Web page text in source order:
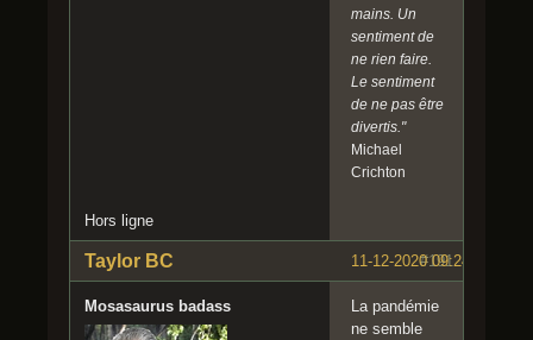
mains. Un
sentiment de
ne rien faire.
Le sentiment
de ne pas être
divertis."
Michael
Crichton
Hors ligne
#191
11-12-2020 09:24:08
Taylor BC
Mosasaurus badass
La pandémie
ne semble